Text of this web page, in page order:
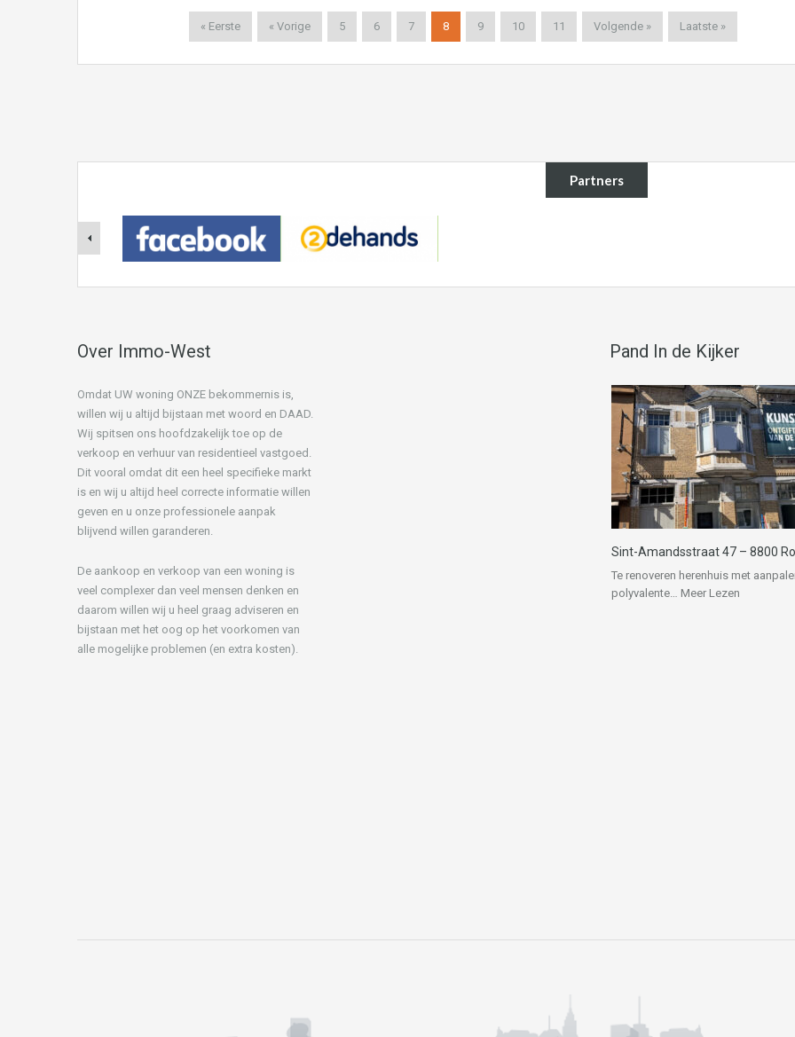
« Eerste « Vorige 5 6 7 8 9 10 11 Volgende » Laatste »
Partners
Over Immo-West
Omdat UW woning ONZE bekommernis is,
willen wij u altijd bijstaan met woord en DAAD.
Wij spitsen ons hoofdzakelijk toe op de
verkoop en verhuur van residentieel vastgoed.
Dit vooral omdat dit een heel specifieke markt
is en wij u altijd heel correcte informatie willen
geven en u onze professionele aanpak
blijvend willen garanderen.
De aankoop en verkoop van een woning is
veel complexer dan veel mensen denken en
daarom willen wij u heel graag adviseren en
bijstaan met het oog op het voorkomen van
alle mogelijke problemen (en extra kosten).
Pand In de Kijker
Sint-Amandsstraat 47 – 8800
Te renoveren herenhuis met
polyvalente… Meer Lezen